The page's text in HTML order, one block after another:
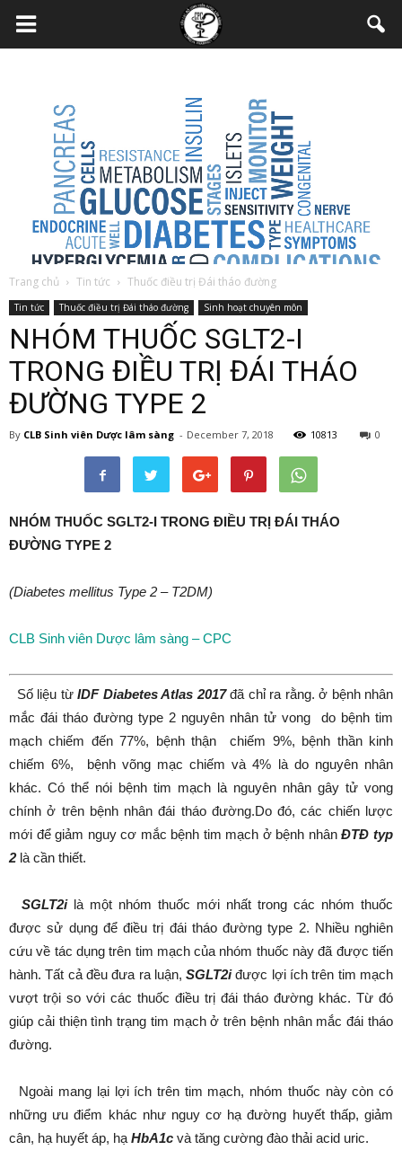
Trang chủ Tin tức Thuốc điều trị Đái tháo đường
Tin tức Thuốc điều trị Đái tháo đường Sinh hoạt chuyên môn
NHÓM THUỐC SGLT2-I
TRONG ĐIỀU TRỊ ĐÁI THÁO
ĐƯỜNG TYPE 2
By CLB Sinh viên Dược lâm sàng - December 7, 2018 10813 0
NHÓM THUỐC SGLT2-I TRONG ĐIỀU TRỊ ĐÁI THÁO
ĐƯỜNG TYPE 2
(Diabetes mellitus Type 2 – T2DM)
CLB Sinh viên Dược lâm sàng – CPC
Số liệu từIDF Diabetes Atlas 2017đã chỉ ra rằng. ở bệnh nhân
mắc đái tháo đường type 2 nguyên nhân tử vong do bệnh tim
mạch chiếm đến 77%, bệnh thận chiếm 9%, bệnh thần kinh
chiếm 6%, bệnh võng mạc chiếm và 4% là do nguyên nhân
khác. Có thể nói bệnh tim mạch là nguyên nhân gây tử vong
chính ở trên bệnh nhân đái tháo đường.Do đó, các chiến lược
mới để giảm nguy cơ mắc bệnh tim mạch ở bệnh nhânĐTĐ typ
2là cần thiết.
SGLT2ilà một nhóm thuốc mới nhất trong các nhóm thuốc
được sử dụng để điều trị đái tháo đường type 2. Nhiều nghiên
cứu về tác dụng trên tim mạch của nhóm thuốc này đã được tiến
hành. Tất cả đều đưa ra luận,SGLT2iđược lợi ích trên tim mạch
vượt trội so với các thuốc điều trị đái tháo đường khác. Từ đó
giúp cải thiện tình trạng tim mạch ở trên bệnh nhân mắc đái tháo
đường.
Ngoài mang lại lợi ích trên tim mạch, nhóm thuốc này còn có
những ưu điểm khác như nguy cơ hạ đường huyết thấp, giảm
cân, hạ huyết áp, hạ HbA1c và tăng cường đào thải acid uric.